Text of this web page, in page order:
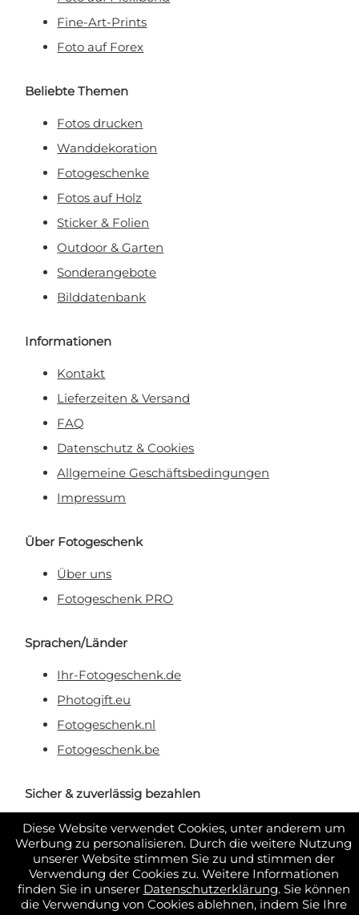
Diese Website verwendet Cookies, unter anderem um
Werbung zu personalisieren. Durch die weitere Nutzung
unserer Website stimmen Sie zu und stimmen der
Verwendung der Cookies zu. Weitere Informationen
finden Sie in unserer Datenschutzerklärung. Sie können
die Verwendung von Cookies ablehnen, indem Sie Ihre
Fine-Art-Prints
Foto auf Forex
Beliebte Themen
Fotos drucken
Wanddekoration
Fotogeschenke
Fotos auf Holz
Sticker & Folien
Outdoor & Garten
Sonderangebote
Bilddatenbank
Informationen
Kontakt
Lieferzeiten & Versand
FAQ
Datenschutz & Cookies
Allgemeine Geschäftsbedingungen
Impressum
Über Fotogeschenk
Über uns
Fotogeschenk PRO
Sprachen/Länder
Ihr-Fotogeschenk.de
Photogift.eu
Fotogeschenk.nl
Fotogeschenk.be
Sicher & zuverlässig bezahlen